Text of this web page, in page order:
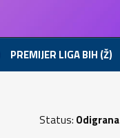
PREMIJER LIGA BIH (Ž)
Status: Odigrana